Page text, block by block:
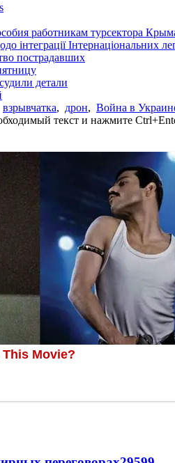
работникам турсектора
інтеграції Інтернаціональних
пострадавших
детали
взрывчатка, дрон, Война в
текст и нажмите